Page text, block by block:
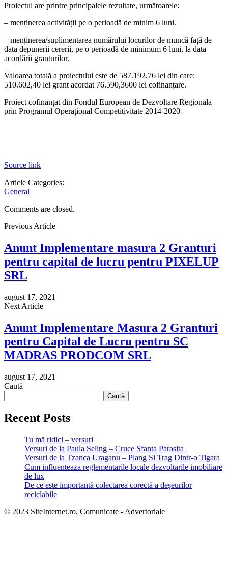
Proiectul are printre principalele rezultate, următoarele:
– menținerea activității pe o perioadă de minim 6 luni.
– menținerea/suplimentarea numărului locurilor de muncă față de
data depunerii cererii, pe o perioadă de minimum 6 luni, la data
acordării granturilor.
Valoarea totală a proiectului este de 587.192,76 lei din care:
510.602,40 lei grant acordat 76.590,3600 lei cofinanțare.
Proiect cofinanțat din Fondul European de Dezvoltare Regionala
prin Programul Operațional Competitivitate 2014-2020
Source link
Article Categories:
General
Comments are closed.
Previous Article
Anunt Implementare masura 2 Granturi
pentru capital de lucru pentru PIXELUP
SRL
august 17, 2021
Next Article
Anunt Implementare Masura 2 Granturi
pentru Capital de Lucru pentru SC
MADRAS PRODCOM SRL
august 17, 2021
Caută
Caută
Recent Posts
Tu mă ridici – versuri
Versuri de la Paula Seling – Cruce Sfanta Parasita
Versuri de la Tzanca Uraganu – Plang Si Trag Dintr-o Tigara
Cum influenteaza reglementarile locale dezvoltarile imobiliare
de lux
De ce este importantă colectarea corectă a deșeurilor
reciclabile
© 2023 SiteInternet.ro, Comunicate - Advertoriale